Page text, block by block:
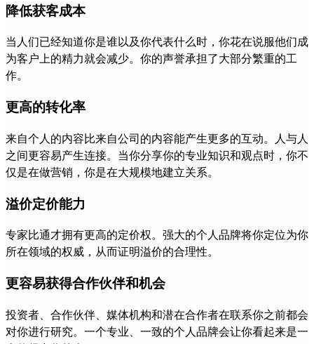
降低获客成本
当人们已经知道你是谁以及你代表什么时，你花在说服他们成
为客户上的精力就会减少。你的声誉承担了大部分繁重的工
作。
更高的转化率
来自个人的内容比来自公司的内容能产生更多的互动。人与人
之间更容易产生连接。当你分享你的专业知识和观点时，你不
仅是在做营销，你是在大规模地建立关系。
溢价定价能力
专家比通才拥有更高的定价权。强大的个人品牌将你定位为你
所在领域的权威，从而证明溢价的合理性。
更容易获得合作伙伴和机会
投资者、合作伙伴、媒体机构和潜在合作者在联系你之前都会
对你进行研究。一个专业、一致的个人品牌会让你看起来是一